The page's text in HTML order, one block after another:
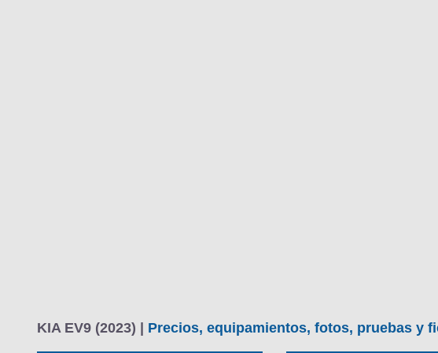
KIA EV9 (2023) | Precios, equipamientos, fotos, pruebas y